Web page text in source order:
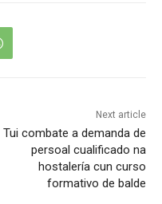
Next article
Tui combate a demanda de
persoal cualificado na
hostalería cun curso
formativo de balde